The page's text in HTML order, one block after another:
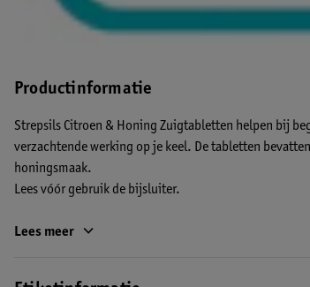
Productinformatie
Strepsils Citroen & Honing Zuigtabletten helpen bij
verzachtende werking op je keel. De tabletten
honingsmaak.
Lees vóór gebruik de bijsluiter.
De kenmerken van de Strepsils Citroen & Honing
Lees meer